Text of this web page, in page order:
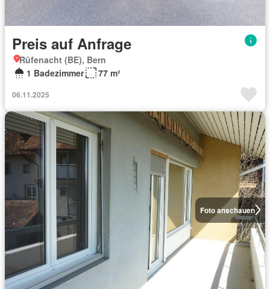
Preis auf Anfrage
Rüfenacht (BE), Bern
1 Badezimmer
77 m²
06.11.2025
Foto anschauen